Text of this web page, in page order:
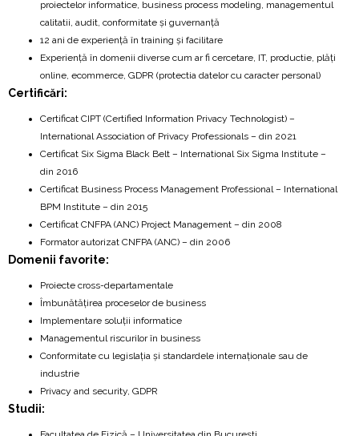
proiectelor informatice, business process modeling, managementul
calitatii, audit, conformitate și guvernanță
12 ani de experiență în training și facilitare
Experiență în domenii diverse cum ar fi cercetare, IT, productie, plăți
online, ecommerce, GDPR (protectia datelor cu caracter personal)
Certificări:
Certificat CIPT (Certified Information Privacy Technologist) –
International Association of Privacy Professionals – din 2021
Certificat Six Sigma Black Belt – International Six Sigma Institute –
din 2016
Certificat Business Process Management Professional – International
BPM Institute – din 2015
Certificat CNFPA (ANC) Project Management – din 2008
Formator autorizat CNFPA (ANC) – din 2006
Domenii favorite:
Proiecte cross-departamentale
Îmbunătățirea proceselor de business
Implementare soluții informatice
Managementul riscurilor în business
Conformitate cu legislația și standardele internaționale sau de
industrie
Privacy and security, GDPR
Studii: